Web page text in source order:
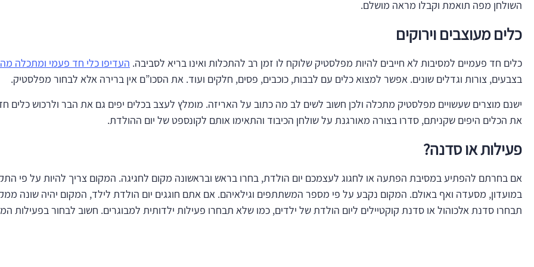
השולחן מפה תואמת וקבלו מראה מושלם.
כלים מעוצבים וירוקים
כלים חד פעמיים למסיבות לא חייבים להיות מפלסטיק שלוקח לו זמן רב להתכלות ואינו בריא לסביבה. העדיפו כלי חד פעמי ומתכלה
בצבעים, צורות וגדלים שונים. אפשר למצוא כלים עם לבבות, כוכבים, פסים, חלקים ועוד. את הסכו”ם אין ברירה אלא לבחור מפלסטיק.
ישנם מוצרים שעשויים מפלסטיק מתכלה ולכן חשוב לשים לב מה כתוב על האריזה. מומלץ לעצב בכלים יפים גם את הבר ולרכוש כלים
את הכלים היפים שקניתם, סדרו בצורה מאורגנת על שולחן הכיבוד והתאימו אותם לקונספט של יום ההולדת.
פעילות או סדנה?
אם בחרתם להפתיע במסיבת הפתעה או לחגוג לעצמכם יום הולדת, בחרו בראש ובראשונה מקום לחגיגה. המקום צריך להיות על פי
במועדון, מסעדה ואף באולם. המקום נקבע על פי מספר המשתתפים וגילאיהם. אם אתם חוגגים יום הולדת לילד, המקום יהיה שונה
תבחרו סדנת אלכוהול או סדנת קוקטיילים ליום הולדת של ילדים, כמו שלא תבחרו פעילות ילדותית למבוגרים. חשוב לבחור בפעילות